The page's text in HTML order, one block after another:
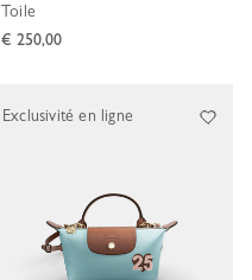
Toile
€ 250,00
Exclusivité en ligne